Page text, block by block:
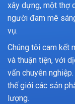
xây dựng, một thợ
người đam mê
vụ.
Chúng tôi cam kết
và thuận tiện, với
vấn chuyên
thế giới các sản
lượng.